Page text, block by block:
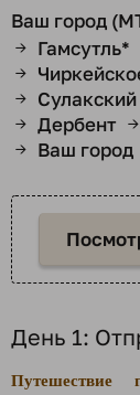
Ваш город
→ Гамсутль*
→
→
→ Дербент →
→ Ваш город
День 1:
Путешествие